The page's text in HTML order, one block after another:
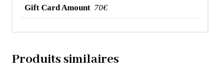
Gift Card Amount 70€
Produits similaires